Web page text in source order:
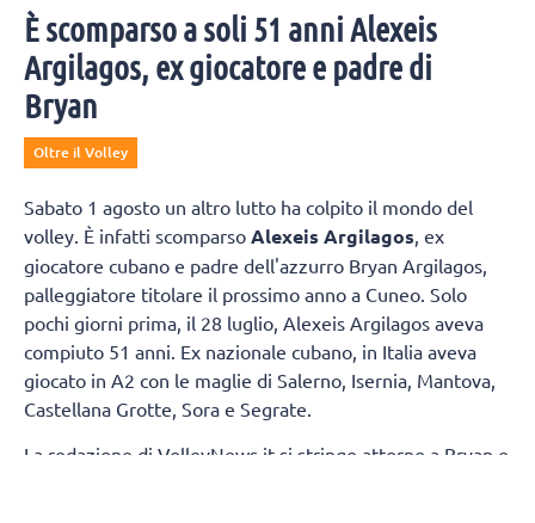
È scomparso a soli 51 anni Alexeis
Argilagos, ex giocatore e padre di
Bryan
Oltre il Volley
Sabato 1 agosto un altro lutto ha colpito il mondo del
volley. È infatti scomparso Alexeis Argilagos, ex
giocatore cubano e padre dell'azzurro Bryan Argilagos,
palleggiatore titolare il prossimo anno a Cuneo. Solo
pochi giorni prima, il 28 luglio, Alexeis Argilagos aveva
compiuto 51 anni. Ex nazionale cubano, in Italia aveva
giocato in A2 con le maglie di Salerno, Isernia, Mantova,
Castellana Grotte, Sora e Segrate.
La redazione di VolleyNews.it si stringe attorno a Bryan e